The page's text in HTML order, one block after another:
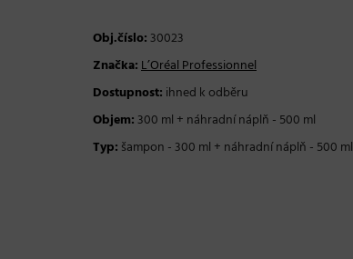
Obj.číslo: 30023
Značka:L’Oréal Professionnel
Dostupnost: ihned k odběru
Objem: 300 ml + náhradní náplň - 500 ml
Typ: šampon - 300 ml + náhradní náplň - 500 ml